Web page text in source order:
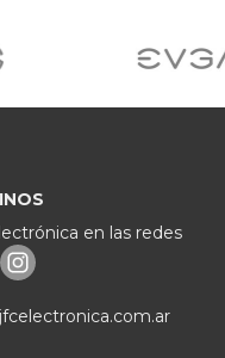
en las redes